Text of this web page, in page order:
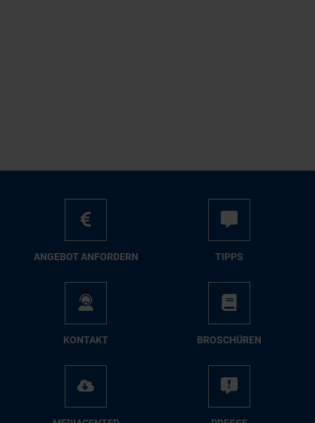
AN­GE­BOT AN­FOR­DERN TIPPS
KON­TAKT BRO­SCHÜ­REN